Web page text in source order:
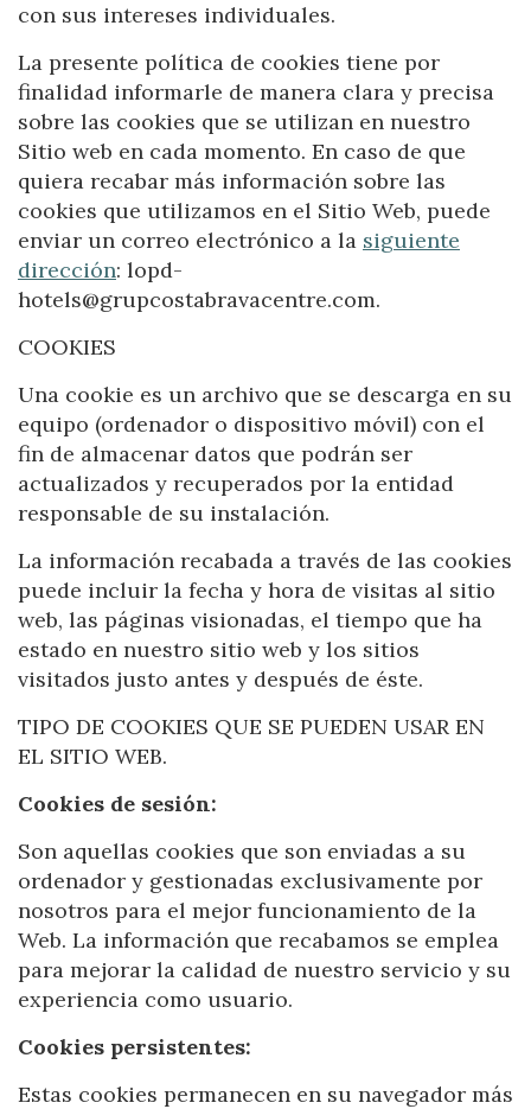
con sus intereses individuales.
La presente política de cookies tiene por
finalidad informarle de manera clara y precisa
sobre las cookies que se utilizan en nuestro
Sitio web en cada momento. En caso de que
quiera recabar más información sobre las
cookies que utilizamos en el Sitio Web, puede
enviar un correo electrónico a la siguiente
dirección: lopd-
hotels@grupcostabravacentre.com.
COOKIES
Una cookie es un archivo que se descarga en su
equipo (ordenador o dispositivo móvil) con el
fin de almacenar datos que podrán ser
actualizados y recuperados por la entidad
responsable de su instalación.
La información recabada a través de las cookies
puede incluir la fecha y hora de visitas al sitio
web, las páginas visionadas, el tiempo que ha
estado en nuestro sitio web y los sitios
visitados justo antes y después de éste.
TIPO DE COOKIES QUE SE PUEDEN USAR EN
EL SITIO WEB.
Cookies de sesión:
Son aquellas cookies que son enviadas a su
ordenador y gestionadas exclusivamente por
nosotros para el mejor funcionamiento de la
Web. La información que recabamos se emplea
para mejorar la calidad de nuestro servicio y su
experiencia como usuario.
Cookies persistentes:
Estas cookies permanecen en su navegador más